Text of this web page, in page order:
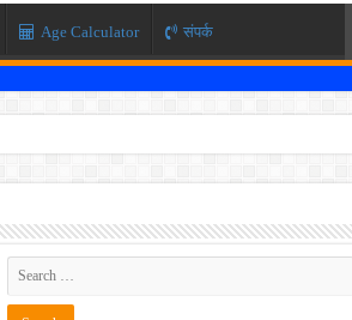
Age Calculator संपर्क